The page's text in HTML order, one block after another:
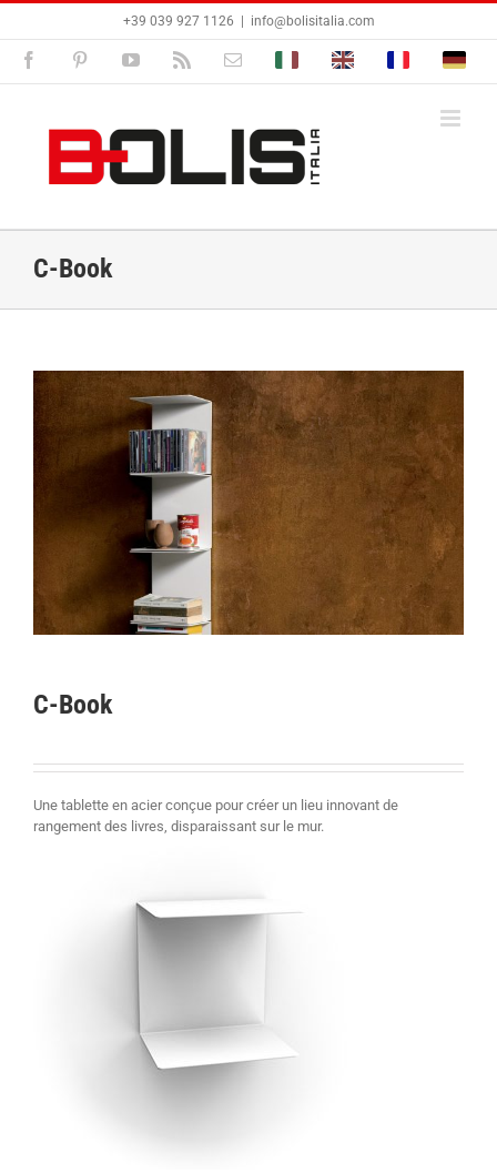
contenu
+39 039 927 1126 info@bolisitalia.com
FacebookPinterestYouTube EmailBolisitalia.itBolisitalia.comBolisitalia.fr
C-Book
C-Book
Une tablette en acier conçue pour créer un lieu innovant de
rangement des livres, disparaissant sur le mur.